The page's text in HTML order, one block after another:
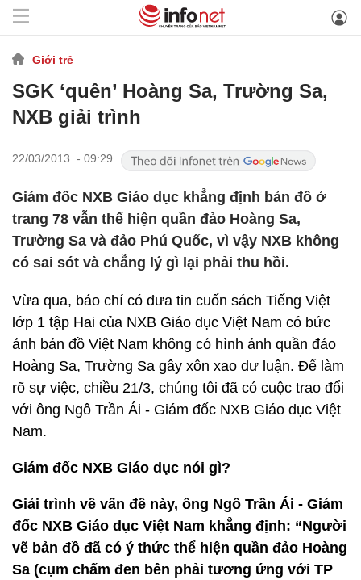
Giới trẻ
SGK ‘quên’ Hoàng Sa, Trường Sa,
NXB giải trình
22/03/2013 - 09:29
Giám đốc NXB Giáo dục khẳng định bản đồ ở
trang 78 vẫn thể hiện quần đảo Hoàng Sa,
Trường Sa và đảo Phú Quốc, vì vậy NXB không
có sai sót và chẳng lý gì lại phải thu hồi.
Vừa qua, báo chí có đưa tin cuốn sách Tiếng Việt
lớp 1 tập Hai của NXB Giáo dục Việt Nam có bức
ảnh bản đồ Việt Nam không có hình ảnh quần đảo
Hoàng Sa, Trường Sa gây xôn xao dư luận. Để làm
rõ sự việc, chiều 21/3, chúng tôi đã có cuộc trao đổi
với ông Ngô Trần Ái - Giám đốc NXB Giáo dục Việt
Nam.
Giám đốc NXB Giáo dục nói gì?
Giải trình về vấn đề này, ông Ngô Trần Ái - Giám
đốc NXB Giáo dục Việt Nam khẳng định: “Người
vẽ bản đồ đã có ý thức thể hiện quần đảo Hoàng
Sa (cụm chấm đen bên phải tương ứng với TP